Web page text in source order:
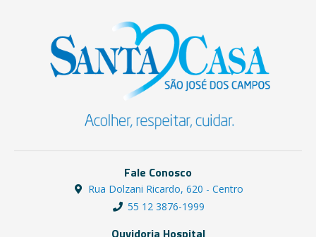
Fale Conosco
Rua Dolzani Ricardo, 620 - Centro
55 12 3876-1999
Ouvidoria Hospital